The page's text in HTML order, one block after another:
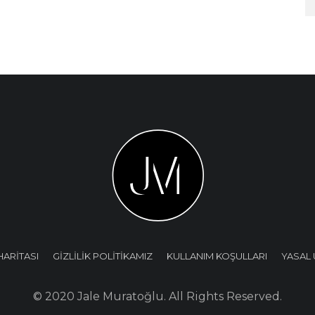
GİZLİLİK POLİTİKAMIZ KULLANIM KOŞULLARI YASAL
© 2020 Jale Muratoğlu. All Rights Reserved.